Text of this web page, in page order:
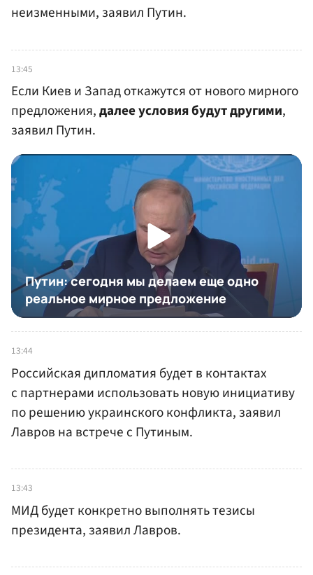
неизменными, заявил Путин.
13:45
Если Киев и Запад откажутся от нового мирного
предложения,далее условия будут другими,
заявил Путин.
13:44
Российская дипломатия будет в контактах
с партнерами использовать новую инициативу
по решению украинского конфликта, заявил
Лавров на встрече с Путиным.
13:43
МИД будет конкретно выполнять тезисы
президента, заявил Лавров.